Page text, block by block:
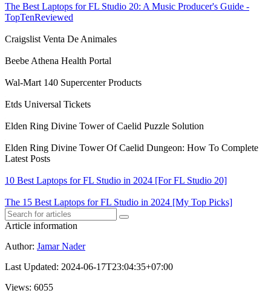
The Best Laptops for FL Studio 20: A Music Producer's Guide -
TopTenReviewed
Craigslist Venta De Animales
Beebe Athena Health Portal
Wal-Mart 140 Supercenter Products
Etds Universal Tickets
Elden Ring Divine Tower of Caelid Puzzle Solution
Elden Ring Divine Tower Of Caelid Dungeon: How To Complete
Latest Posts
10 Best Laptops for FL Studio in 2024 [For FL Studio 20]
The 15 Best Laptops for FL Studio in 2024 [My Top Picks]
Article information
Author: Jamar Nader
Last Updated: 2024-06-17T23:04:35+07:00
Views: 6055